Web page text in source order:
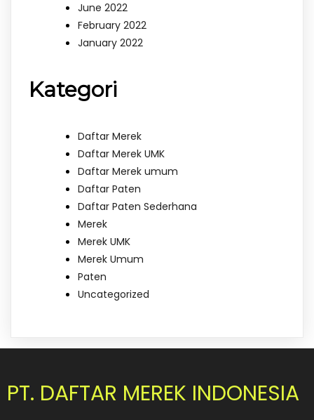
June 2022
February 2022
January 2022
Kategori
Daftar Merek
Daftar Merek UMK
Daftar Merek umum
Daftar Paten
Daftar Paten Sederhana
Merek
Merek UMK
Merek Umum
Paten
Uncategorized
PT. DAFTAR MEREK INDONESIA